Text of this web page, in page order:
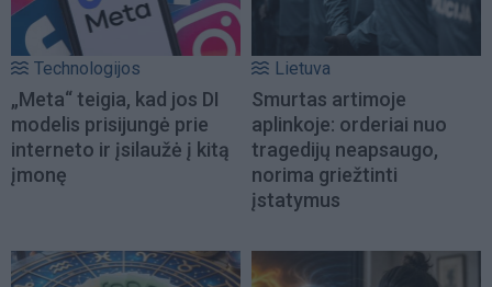
Technologijos
„Meta“ teigia, kad jos DI
modelis prisijungė prie
interneto ir įsilaužė į kitą
įmonę
Lietuva
Smurtas artimoje
aplinkoje: orderiai nuo
tragedijų neapsaugo,
norima griežtinti
įstatymus